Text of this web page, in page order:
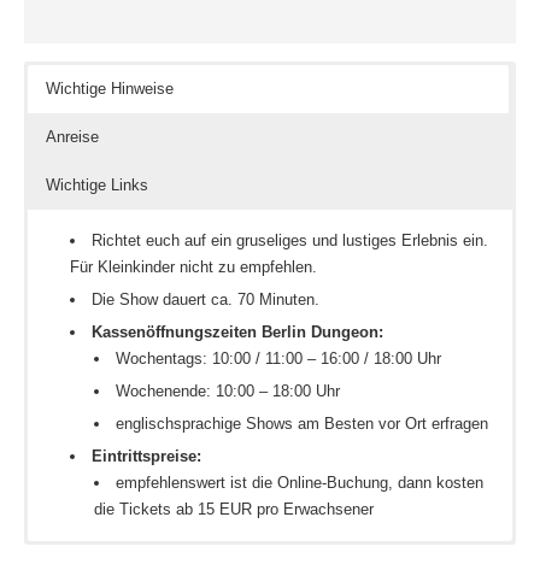
Wichtige Hinweise
Anreise
Wichtige Links
Richtet euch auf ein gruseliges und lustiges Erlebnis ein.
Für Kleinkinder nicht zu empfehlen.
Die Show dauert ca. 70 Minuten.
Kassenöffnungszeiten Berlin Dungeon:
Wochentags: 10:00 / 11:00 – 16:00 / 18:00 Uhr
Wochenende: 10:00 – 18:00 Uhr
englischsprachige Shows am Besten vor Ort erfragen
Eintrittspreise:
empfehlenswert ist die Online-Buchung, dann kosten
die Tickets ab 15 EUR pro Erwachsener